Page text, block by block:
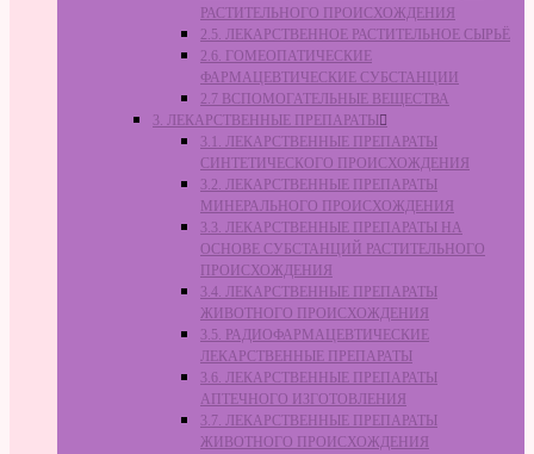
РАСТИТЕЛЬНОГО ПРОИСХОЖДЕНИЯ
2.5. ЛЕКАРСТВЕННОЕ РАСТИТЕЛЬНОЕ СЫРЬЁ
2.6. ГОМЕОПАТИЧЕСКИЕ
ФАРМАЦЕВТИЧЕСКИЕ СУБСТАНЦИИ
2.7 ВСПОМОГАТЕЛЬНЫЕ ВЕЩЕСТВА
3. ЛЕКАРСТВЕННЫЕ ПРЕПАРАТЫ
3.1. ЛЕКАРСТВЕННЫЕ ПРЕПАРАТЫ
СИНТЕТИЧЕСКОГО ПРОИСХОЖДЕНИЯ
3.2. ЛЕКАРСТВЕННЫЕ ПРЕПАРАТЫ
МИНЕРАЛЬНОГО ПРОИСХОЖДЕНИЯ
3.3. ЛЕКАРСТВЕННЫЕ ПРЕПАРАТЫ НА
ОСНОВЕ СУБСТАНЦИЙ РАСТИТЕЛЬНОГО
ПРОИСХОЖДЕНИЯ
3.4. ЛЕКАРСТВЕННЫЕ ПРЕПАРАТЫ
ЖИВОТНОГО ПРОИСХОЖДЕНИЯ
3.5. РАДИОФАРМАЦЕВТИЧЕСКИЕ
ЛЕКАРСТВЕННЫЕ ПРЕПАРАТЫ
3.6. ЛЕКАРСТВЕННЫЕ ПРЕПАРАТЫ
АПТЕЧНОГО ИЗГОТОВЛЕНИЯ
3.7. ЛЕКАРСТВЕННЫЕ ПРЕПАРАТЫ
ЖИВОТНОГО ПРОИСХОЖДЕНИЯ